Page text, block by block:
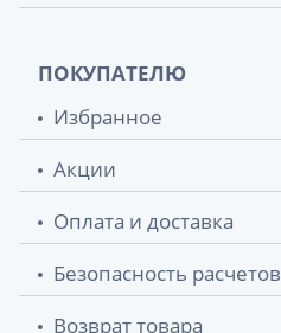
ПОКУПАТЕЛЮ
Избранное
Акции
Оплата и доставка
Безопасность расчетов
Возврат товара